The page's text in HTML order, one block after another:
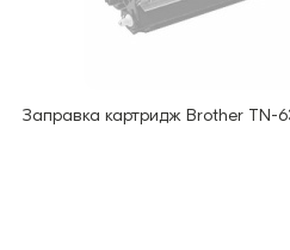
Заправка картридж Brother TN-